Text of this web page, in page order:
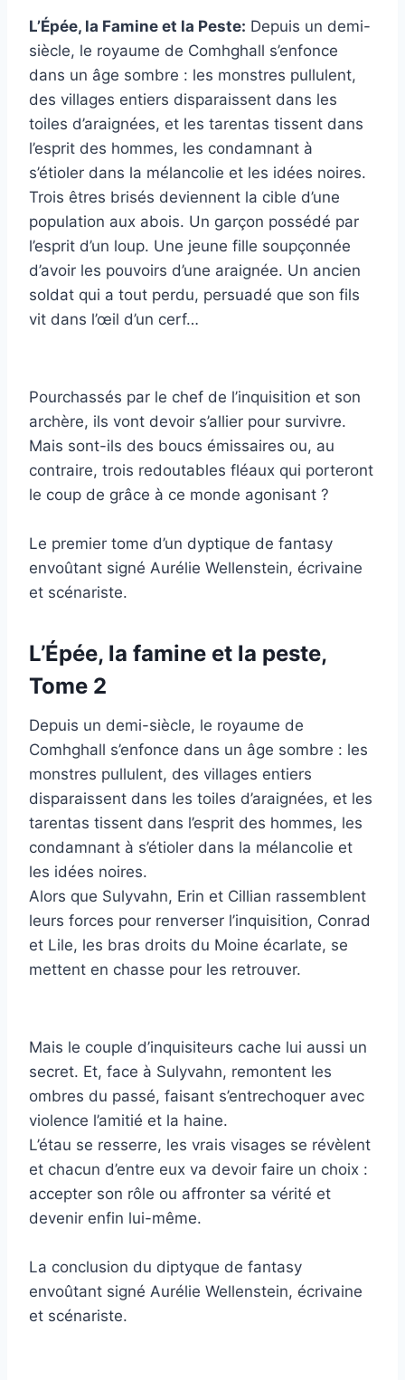
L’Épée, la Famine et la Peste: Depuis un demi-
siècle, le royaume de Comhghall s’enfonce
dans un âge sombre : les monstres pullulent,
des villages entiers disparaissent dans les
toiles d’araignées, et les tarentas tissent dans
l’esprit des hommes, les condamnant à
s’étioler dans la mélancolie et les idées noires.
Trois êtres brisés deviennent la cible d’une
population aux abois. Un garçon possédé par
l’esprit d’un loup. Une jeune fille soupçonnée
d’avoir les pouvoirs d’une araignée. Un ancien
soldat qui a tout perdu, persuadé que son fils
vit dans l’œil d’un cerf…
Pourchassés par le chef de l’inquisition et son
archère, ils vont devoir s’allier pour survivre.
Mais sont-ils des boucs émissaires ou, au
contraire, trois redoutables fléaux qui porteront
le coup de grâce à ce monde agonisant ?
Le premier tome d’un dyptique de fantasy
envoûtant signé Aurélie Wellenstein, écrivaine
et scénariste.
L’Épée, la famine et la peste,
Tome 2
Depuis un demi-siècle, le royaume de
Comhghall s’enfonce dans un âge sombre : les
monstres pullulent, des villages entiers
disparaissent dans les toiles d’araignées, et les
tarentas tissent dans l’esprit des hommes, les
condamnant à s’étioler dans la mélancolie et
les idées noires.
Alors que Sulyvahn, Erin et Cillian rassemblent
leurs forces pour renverser l’inquisition, Conrad
et Lile, les bras droits du Moine écarlate, se
mettent en chasse pour les retrouver.
Mais le couple d’inquisiteurs cache lui aussi un
secret. Et, face à Sulyvahn, remontent les
ombres du passé, faisant s’entrechoquer avec
violence l’amitié et la haine.
L’étau se resserre, les vrais visages se révèlent
et chacun d’entre eux va devoir faire un choix :
accepter son rôle ou affronter sa vérité et
devenir enfin lui-même.
La conclusion du diptyque de fantasy
envoûtant signé Aurélie Wellenstein, écrivaine
et scénariste.